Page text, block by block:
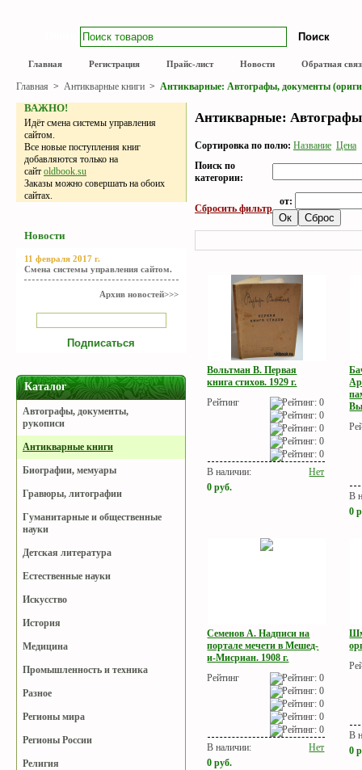
Главная Регистрация Прайс-лист Новости Обратная
Главная > Антикварные книги > Антикварные: Автографы, документы
ВАЖНО!
Идёт смена системы управления
сайтом.
Все новые поступления книг
добавляются только на
сайт oldbook.su
Заказы можно совершать на обоих
сайтах.
Новости
11 февраля 2017 г.
Смена системы управления сайтом.
Архив новостей>>>
Каталог
Автографы, документы,
рукописи
Антикварные книги
Биографии, мемуары
Гравюры, литографии
Гуманитарные и общественные
науки
Детская литература
Естественные науки
Искусство
История
Медицина
Промышленность и техника
Разное
Регионы мира
Регионы России
Религия
Антикварные:
Сортировка по полю: Название Цена
Поиск по
категории:
Сбросить фильтр
от:
Вольтман В. Первая
книга стихов. 1929 г.
Рейтинг
В наличии:
Нет
0руб.
В
0
Семенов А. Надписи на
портале мечети в Мешед-
и-Мисриан. 1908 г.
Рейтинг
В наличии:
Нет
0руб.
В
0